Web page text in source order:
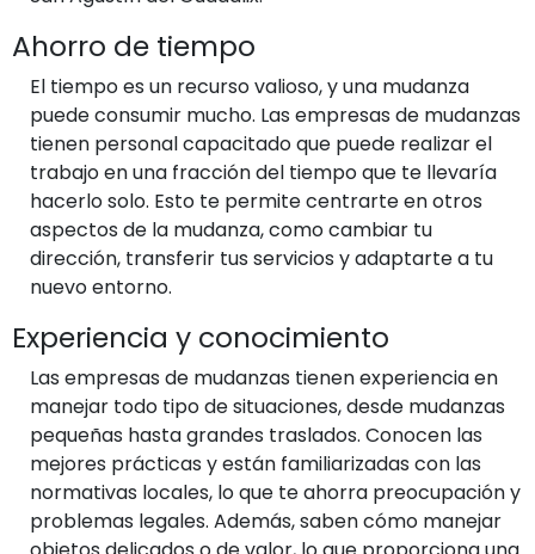
Ahorro de tiempo
El tiempo es un recurso valioso, y una mudanza
puede consumir mucho. Las empresas de mudanzas
tienen personal capacitado que puede realizar el
trabajo en una fracción del tiempo que te llevaría
hacerlo solo. Esto te permite centrarte en otros
aspectos de la mudanza, como cambiar tu
dirección, transferir tus servicios y adaptarte a tu
nuevo entorno.
Experiencia y conocimiento
Las empresas de mudanzas tienen experiencia en
manejar todo tipo de situaciones, desde mudanzas
pequeñas hasta grandes traslados. Conocen las
mejores prácticas y están familiarizadas con las
normativas locales, lo que te ahorra preocupación y
problemas legales. Además, saben cómo manejar